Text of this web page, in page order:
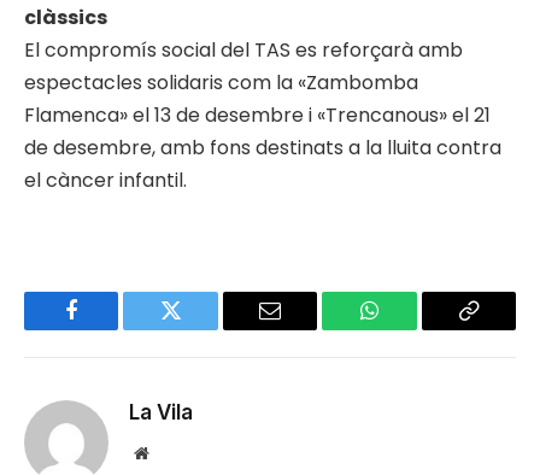
clàssics
El compromís social del TAS es reforçarà amb
espectacles solidaris com la «Zambomba
Flamenca» el 13 de desembre i «Trencanous» el 21
de desembre, amb fons destinats a la lluita contra
el càncer infantil.
Facebook Twitter Email WhatsApp Copy
La Vila
Website